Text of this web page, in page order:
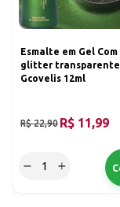
Esmalte em Gel Com
glitter transparente
Gcovelis 12ml
R$ 22,90 R$ 11,99